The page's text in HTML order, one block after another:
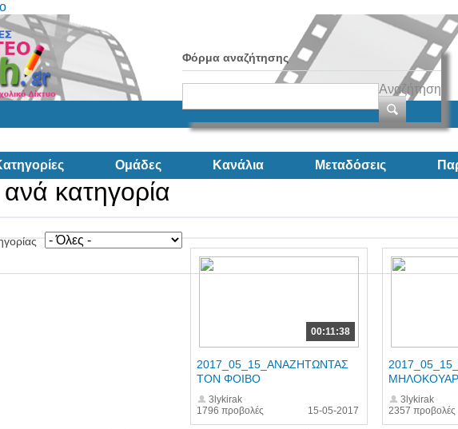
Φόρμα αναζήτησης
Αναζήτηση
Ομάδες Κανάλια Μεταδόσεις
ανά κατηγορία
00:11:38
1796 προβολές
2017_05_15_ΑΝΑΖΗΤΩΝΤΑΣ
ΤΟΝ ΦΟΙΒΟ
3lykirak
15-05-2017
2357 προβολές
3lykirak